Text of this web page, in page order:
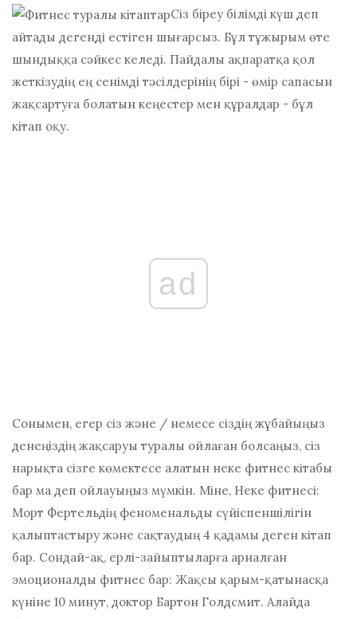
Сіз біреу білімді күш деп
айтады дегенді естіген шығарсыз. Бұл тұжырым өте
шындыққа сәйкес келеді. Пайдалы ақпаратқа қол
жеткізудің ең сенімді тәсілдерінің бірі - өмір сапасын
жақсартуға болатын кеңестер мен құралдар - бұл
кітап оқу.
ad
Сонымен, егер сіз және / немесе сіздің жұбайыңыз
денеңіздің жақсаруы туралы ойлаған болсаңыз, сіз
нарықта сізге көмектесе алатын неке фитнес кітабы
бар ма деп ойлауыңыз мүмкін. Міне, Неке фитнесі:
Морт Фертельдің феноменальды сүйіспеншілігін
қалыптастыру және сақтаудың 4 қадамы деген кітап
бар. Сондай-ақ, ерлі-зайыптыларға арналған
эмоционалды фитнес бар: Жақсы қарым-қатынасқа
күніне 10 минут, доктор Бартон Голдсмит. Алайда